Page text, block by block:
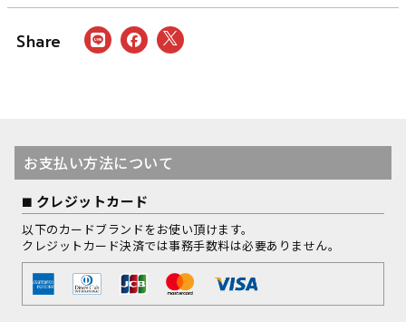
お支払い方法について
クレジットカード
以下のカードブランドをお使い頂けます。
クレジットカード決済では事務手数料は必要ありません。